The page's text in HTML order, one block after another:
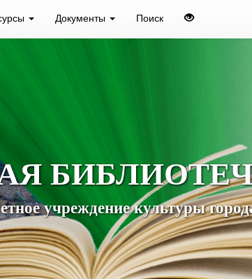
Документы Поиск
учреждение культуры